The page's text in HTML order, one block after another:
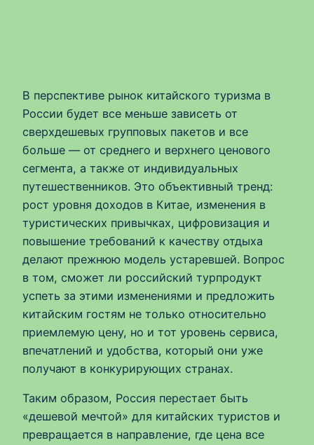
В перспективе рынок китайского туризма в
России будет все меньше зависеть от
сверхдешевых групповых пакетов и все
больше — от среднего и верхнего ценового
сегмента, а также от индивидуальных
путешественников. Это объективный тренд:
рост уровня доходов в Китае, изменения в
туристических привычках, цифровизация и
повышение требований к качеству отдыха
делают прежнюю модель устаревшей. Вопрос
в том, сможет ли российский турпродукт
успеть за этими изменениями и предложить
китайским гостям не только относительно
приемлемую цену, но и тот уровень сервиса,
впечатлений и удобства, который они уже
получают в конкурирующих странах.
Таким образом, Россия перестает быть
«дешевой мечтой» для китайских туристов и
превращается в направление, где цена все